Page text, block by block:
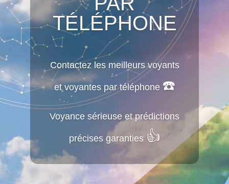
TÉLÉPHONE
Contactez les meilleurs voyants
et voyantes par téléphone ☎️
Voyance sérieuse et prédictions
précises garanties 👍